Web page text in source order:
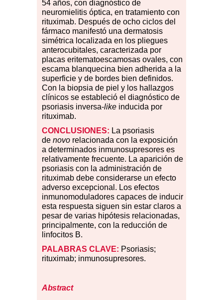
54 años, con diagnóstico de
neuromielitis óptica, en tratamiento con
rituximab. Después de ocho ciclos del
fármaco manifestó una dermatosis
simétrica localizada en los pliegues
anterocubitales, caracterizada por
placas eritematoescamosas ovales, con
escama blanquecina bien adherida a la
superficie y de bordes bien definidos.
Con la biopsia de piel y los hallazgos
clínicos se estableció el diagnóstico de
psoriasis inversa-like inducida por
rituximab.
CONCLUSIONES: La psoriasis
de novo relacionada con la exposición
a determinados inmunosupresores es
relativamente frecuente. La aparición de
psoriasis con la administración de
rituximab debe considerarse un efecto
adverso excepcional. Los efectos
inmunomoduladores capaces de inducir
esta respuesta siguen sin estar claros a
pesar de varias hipótesis relacionadas,
principalmente, con la reducción de
linfocitos B.
PALABRAS CLAVE: Psoriasis;
rituximab; inmunosupresores.
Abstract